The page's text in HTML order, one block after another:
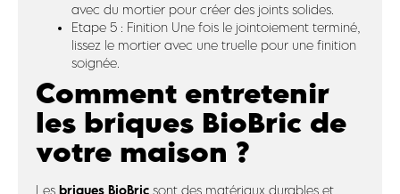
avec du mortier pour créer des joints solides.
Etape 5 : Finition Une fois le jointoiement terminé,
lissez le mortier avec une truelle pour une finition
soignée.
Comment entretenir
les briques BioBric de
votre maison ?
Les briques BioBric sont des matériaux durables et